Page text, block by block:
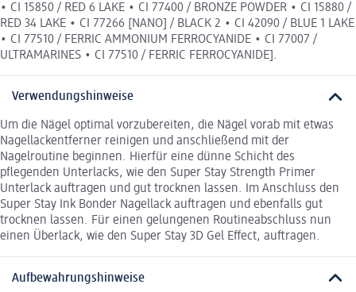
• CI 15850 / RED 6 LAKE • CI 77400 / BRONZE POWDER • CI 15880 /
RED 34 LAKE • CI 77266 [NANO] / BLACK 2 • CI 42090 / BLUE 1 LAKE
• CI 77510 / FERRIC AMMONIUM FERROCYANIDE • CI 77007 /
ULTRAMARINES • CI 77510 / FERRIC FERROCYANIDE].
Verwendungshinweise
Um die Nägel optimal vorzubereiten, die Nägel vorab mit etwas
Nagellackentferner reinigen und anschließend mit der
Nagelroutine beginnen. Hierfür eine dünne Schicht des
pflegenden Unterlacks, wie den Super Stay Strength Primer
Unterlack auftragen und gut trocknen lassen. Im Anschluss den
Super Stay Ink Bonder Nagellack auftragen und ebenfalls gut
trocknen lassen. Für einen gelungenen Routineabschluss nun
einen Überlack, wie den Super Stay 3D Gel Effect, auftragen.
Aufbewahrungshinweise